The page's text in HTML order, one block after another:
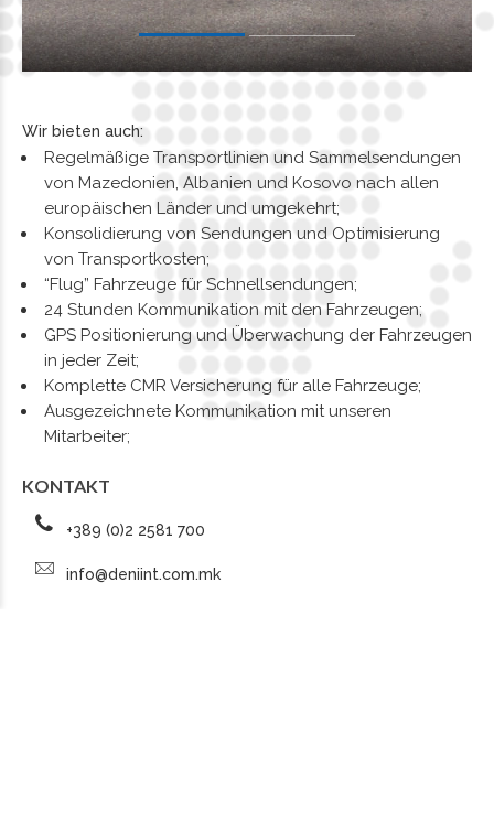
Wir bieten auch:
Regelmäßige Transportlinien und Sammelsendungen
von Mazedonien, Albanien und Kosovo nach allen
europäischen Länder und umgekehrt;
Konsolidierung von Sendungen und Optimisierung
von Transportkosten;
“Flug” Fahrzeuge für Schnellsendungen;
24 Stunden Kommunikation mit den Fahrzeugen;
GPS Positionierung und Überwachung der Fahrzeugen
in jeder Zeit;
Komplette CMR Versicherung für alle Fahrzeuge;
Ausgezeichnete Kommunikation mit unseren
Mitarbeiter;
KONTAKT
+389 (0)2 2581 700
info@deniint.com.mk